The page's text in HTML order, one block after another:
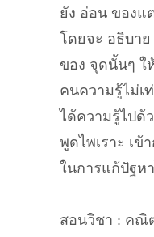
ยัง อ่อน ของแ
โดยจะ อธิบา
ของ จุดนั้นๆ ใ
คนความรู้ไม่เ
ได้ความรู้ไปด้
พูดไพเราะ เข้
ในการแก้ปัฐห
สอนวิชา : คณิ